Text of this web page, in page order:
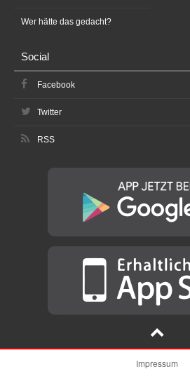
Wer hätte das gedacht?
Social
Facebook
Twitter
RSS
Impressum